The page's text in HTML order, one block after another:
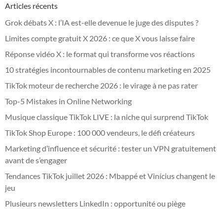
Articles récents
Grok débats X : l’IA est-elle devenue le juge des disputes ?
Limites compte gratuit X 2026 : ce que X vous laisse faire
Réponse vidéo X : le format qui transforme vos réactions
10 stratégies incontournables de contenu marketing en 2025
TikTok moteur de recherche 2026 : le virage à ne pas rater
Top-5 Mistakes in Online Networking
Musique classique TikTok LIVE : la niche qui surprend TikTok
TikTok Shop Europe : 100 000 vendeurs, le défi créateurs
Marketing d’influence et sécurité : tester un VPN gratuitement
avant de s’engager
Tendances TikTok juillet 2026 : Mbappé et Vinícius changent le
jeu
Plusieurs newsletters LinkedIn : opportunité ou piège